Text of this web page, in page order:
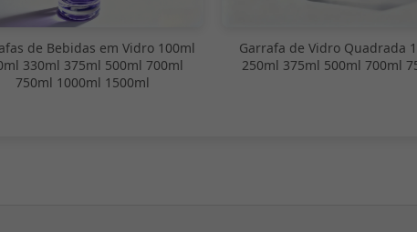
de Bebidas em Vidro 100ml
330ml 375ml 500ml 700ml
750ml 1000ml 1500ml
Garrafa de Vidro Quadrada
250ml 375ml 500ml 700ml